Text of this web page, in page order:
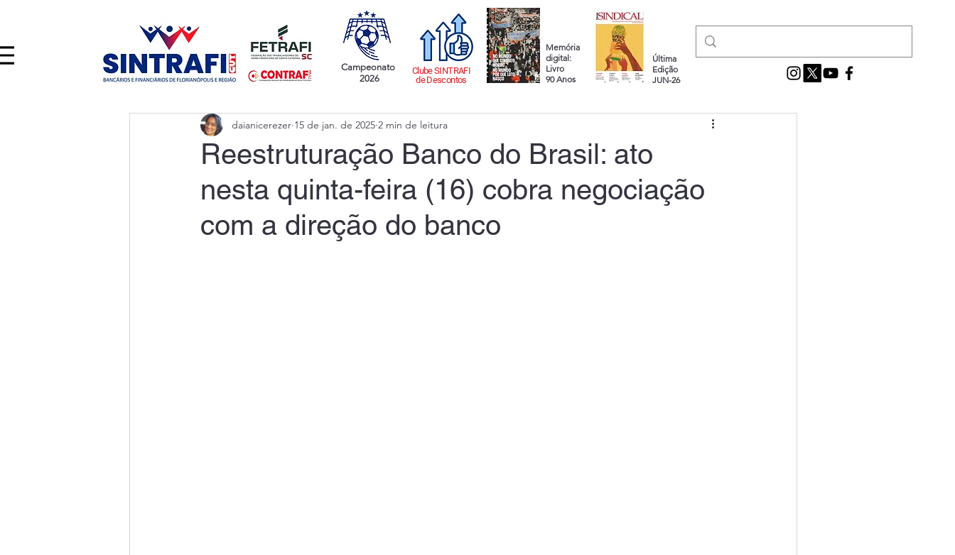
Campeonato
2026
Clube SINTRAFI
de Descontos
Memória
digital:
Livro
90 Anos
Última
Edição
JUN-26
Reestruturação Banco do Brasil: ato
nesta quinta-feira (16) cobra negociação
com a direção do banco
daianicerezer 15 de jan. de 2025 2 min de leitura